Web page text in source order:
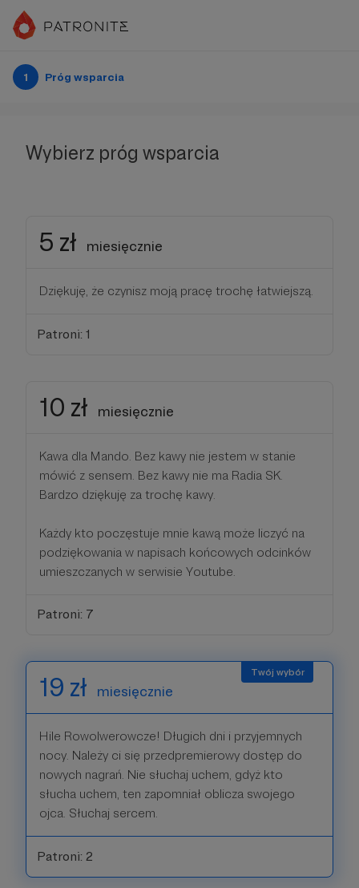
1 Próg wsparcia
Wybierz próg wsparcia
5 zł miesięcznie
Dziękuję, że czynisz moją pracę trochę łatwiejszą.
Patroni: 1
10 zł miesięcznie
Kawa dla Mando. Bez kawy nie jestem w stanie
mówić z sensem. Bez kawy nie ma Radia SK.
Bardzo dziękuję za trochę kawy.
Każdy kto poczęstuje mnie kawą może liczyć na
podziękowania w napisach końcowych odcinków
umieszczanych w serwisie Youtube.
Patroni: 7
19 zł miesięcznie
Hile Rowolwerowcze! Długich dni i przyjemnych
nocy. Należy ci się przedpremierowy dostęp do
nowych nagrań. Nie słuchaj uchem, gdyż kto
słucha uchem, ten zapomniał oblicza swojego
ojca. Słuchaj sercem.
Patroni: 2